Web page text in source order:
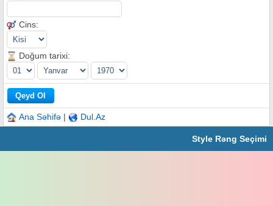
Cins:
Doğum tarixi:
Ana Səhifə | Dul.Az
Style Rəng Seçimi